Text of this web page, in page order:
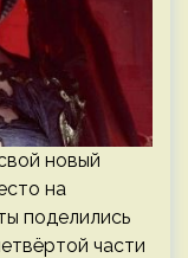
новый
на
поделились
части